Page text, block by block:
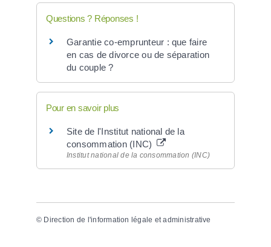
Questions ? Réponses !
Garantie co-emprunteur : que faire
en cas de divorce ou de séparation
du couple ?
Pour en savoir plus
Site de l'Institut national de la
consommation (INC)
Institut national de la consommation (INC)
© Direction de l'information légale et administrative